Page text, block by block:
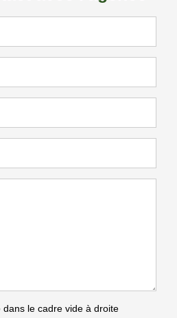
dans le cadre vide à droite